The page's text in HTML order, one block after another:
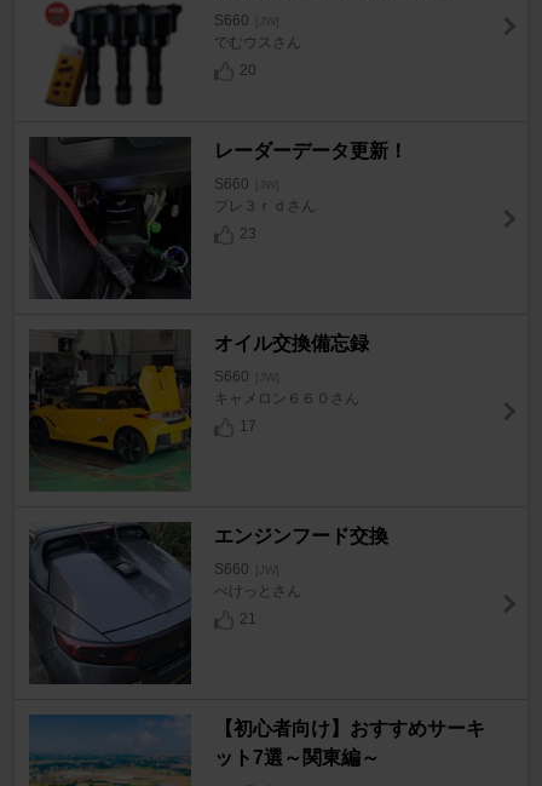
S660 [JW]
でむウスさん
20
レーダーデータ更新！
S660 [JW]
プレ３ｒｄさん
23
オイル交換備忘録
S660 [JW]
キャメロン６６０さん
17
エンジンフード交換
S660 [JW]
べけっとさん
21
【初心者向け】おすすめサーキ
ット7選～関東編～